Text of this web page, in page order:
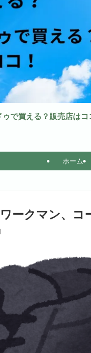
ホーム
で買える？販売店はコ
ークマン、コ